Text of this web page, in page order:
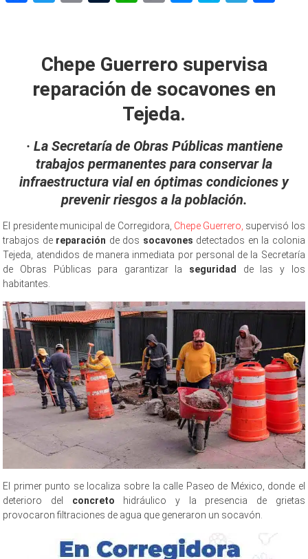
Chepe Guerrero supervisa
reparación de socavones en
Tejeda.
· La Secretaría de Obras Públicas mantiene
trabajos permanentes para conservar la
infraestructura vial en óptimas condiciones y
prevenir riesgos a la población.
El presidente municipal de Corregidora, Chepe Guerrero, supervisó los
trabajos de reparación de dos socavones detectados en la colonia
Tejeda, atendidos de manera inmediata por personal de la Secretaría
de Obras Públicas para garantizar la seguridad de las y los
habitantes.
El primer punto se localiza sobre la calle Paseo de México, donde el
deterioro del concreto hidráulico y la presencia de grietas
provocaron filtraciones de agua que generaron un socavón.